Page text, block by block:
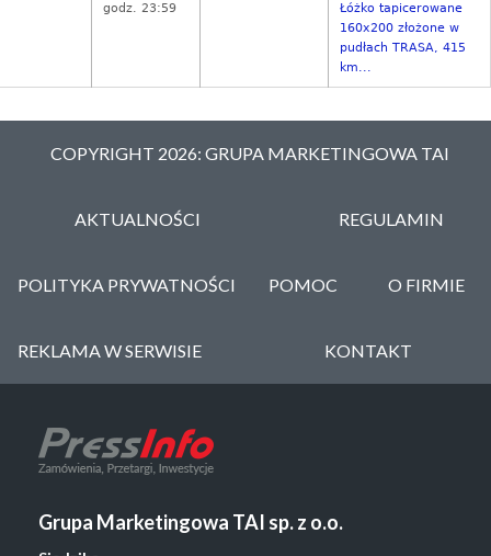
godz. 23:59
Łóżko tapicerowane
160x200 złożone w
pudłach TRASA, 415
km...
COPYRIGHT 2026: GRUPA MARKETINGOWA TAI
AKTUALNOŚCI REGULAMIN
POLITYKA PRYWATNOŚCI POMOC O FIRMIE
REKLAMA W SERWISIE KONTAKT
Grupa Marketingowa TAI sp. z o.o.